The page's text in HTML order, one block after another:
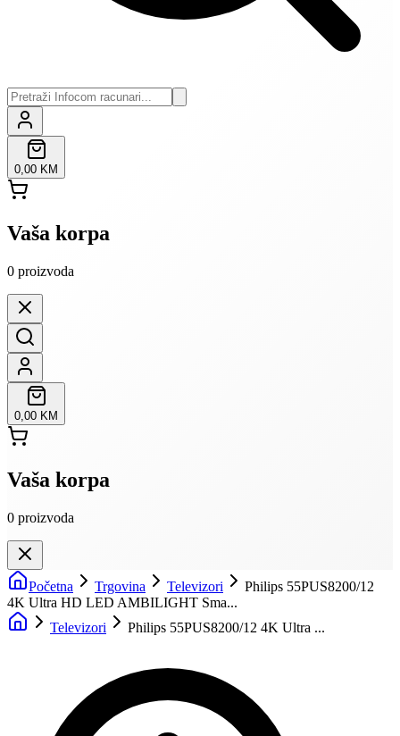
0,00 KM
Vaša korpa
0 proizvoda
0,00 KM
Vaša korpa
0 proizvoda
Početna Trgovina Televizori
Philips 55PUS8200/12
4K Ultra HD LED AMBILIGHT Sma...
Televizori
Philips 55PUS8200/12 4K Ultra ...